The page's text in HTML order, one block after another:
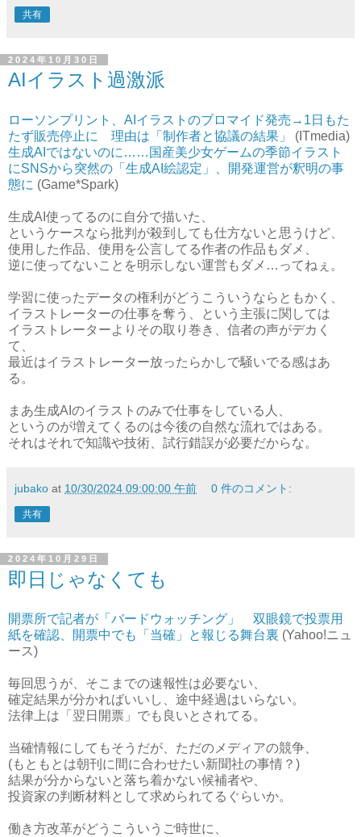
共有
2024年10月30日
AIイラスト過激派
ローソンプリント、AIイラストのブロマイド発売→1日もた
たず販売停止に 理由は「制作者と協議の結果」
(ITmedia)
生成AIではないのに……国産美少女ゲームの季節イラスト
にSNSから突然の「生成AI絵認定」、開発運営が釈明の事
態に (Game*Spark)
生成AI使ってるのに自分で描いた、
というケースなら批判が殺到しても仕方ないと思うけど、
使用した作品、使用を公言してる作者の作品もダメ、
逆に使ってないことを明示しない運営もダメ…ってねぇ。
学習に使ったデータの権利がどうこういうならともかく、
イラストレーターの仕事を奪う、という主張に関しては
イラストレーターよりその取り巻き、信者の声がデカく
て、
最近はイラストレーター放ったらかしで騒いでる感はあ
る。
まあ生成AIのイラストのみで仕事をしている人、
というのが増えてくるのは今後の自然な流れではある。
それはそれで知識や技術、試行錯誤が必要だからな。
jubako at 10/30/2024 09:00:00 午前 0 件のコメント:
共有
2024年10月29日
即日じゃなくても
開票所で記者が「バードウォッチング」 双眼鏡で投票用
紙を確認、開票中でも「当確」と報じる舞台裏 (Yahoo!ニュ
ース)
毎回思うが、そこまでの速報性は必要ない、
確定結果が分かればいいし、途中経過はいらない。
法律上は「翌日開票」でも良いとされてる。
当確情報にしてもそうだが、ただのメディアの競争、
(もともとは朝刊に間に合わせたい新聞社の事情？)
結果が分からないと落ち着かない候補者や、
投資家の判断材料として求められてるぐらいか。
働き方改革がどうこういうご時世に、